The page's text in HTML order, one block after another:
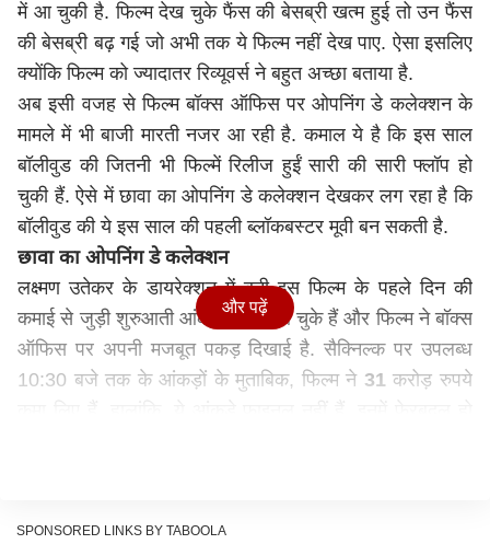
में आ चुकी है. फिल्म देख चुके फैंस की बेसब्री खत्म हुई तो उन फैंस
की बेसब्री बढ़ गई जो अभी तक ये फिल्म नहीं देख पाए. ऐसा इसलिए
क्योंकि फिल्म को ज्यादातर रिव्यूवर्स ने बहुत अच्छा बताया है.
अब इसी वजह से फिल्म बॉक्स ऑफिस पर ओपनिंग डे कलेक्शन के
मामले में भी बाजी मारती नजर आ रही है. कमाल ये है कि इस साल
बॉलीवुड की जितनी भी फिल्में रिलीज हुईं सारी की सारी फ्लॉप हो
चुकी हैं. ऐसे में छावा का ओपनिंग डे कलेक्शन देखकर लग रहा है कि
बॉलीवुड की ये इस साल की पहली ब्लॉकबस्टर मूवी बन सकती है.
छावा का ओपनिंग डे कलेक्शन
लक्ष्मण उतेकर के डायरेक्शन में बनी इस फिल्म के पहले दिन की
कमाई से जुड़ी शुरुआती आंकड़े सामने आ चुके हैं और फिल्म ने बॉक्स
ऑफिस पर अपनी मजबूत पकड़ दिखाई है. सैक्निल्क पर उपलब्ध
10:30 बजे तक के आंकड़ों के मुताबिक, फिल्म ने 31 करोड़ रुपये
और पढ़ें
SPONSORED LINKS BY TABOOLA